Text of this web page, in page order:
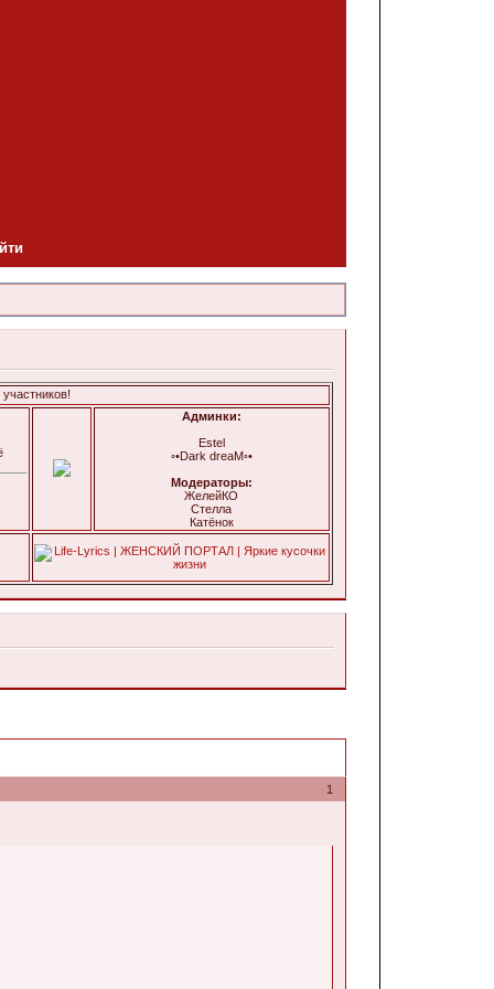
Админки:
Estel
◦•Dark dreaM◦•
Модераторы:
ЖелейКО
Стелла
Катёнок
1